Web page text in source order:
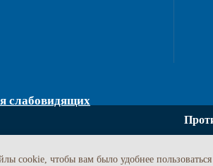
слабовидящих
cookie, чтобы вам было удобнее